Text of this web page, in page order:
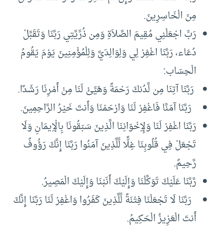
مِنَ الْخَاسِرِينَ.
رَبِّ اجْعَلْنِي مُقِيمَ الصَّلاَةِ وَمِن ذُرِّيَّتِي رَبَّنَا وَتَقَبَّلْ
دُعَاء، رَبَّنَا اغْفِرْ لِي وَلِوَالِدَيَّ وَلِلْمُؤْمِنِينَ يَوْمَ يَقُومُ
الْحِسَاب.ُ
رَبَّنَا آتِنَا مِن لَّدُنكَ رَحْمَةً وَهَيِّئْ لَنَا مِنْ أَمْرِنَا رَشَدًا.
رَبَّنَا آمَنَّا فَاغْفِرْ لَنَا وَارْحَمْنَا وَأَنتَ خَيْرُ الرَّاحِمِينَ.
رَبَّنَا اغْفِرْ لَنَا وَلِإِخْوَانِنَا الَّذِينَ سَبَقُونَا بِالْإِيمَانِ وَلَا
تَجْعَلْ فِي قُلُوبِنَا غِلًّا لِّلَّذِينَ آمَنُوا رَبَّنَا إِنَّكَ رَؤُوفٌ
رَّحِيمٌ.
رَّبَّنَا عَلَيْكَ تَوَكَّلْنَا وَإِلَيْكَ أَنَبْنَا وَإِلَيْكَ الْمَصِيرُ.
رَبَّنَا لَا تَجْعَلْنَا فِتْنَةً لِّلَّذِينَ كَفَرُوا وَاغْفِرْ لَنَا رَبَّنَا إِنَّكَ
أَنتَ الْعَزِيزُ الْحَكِيمُ.